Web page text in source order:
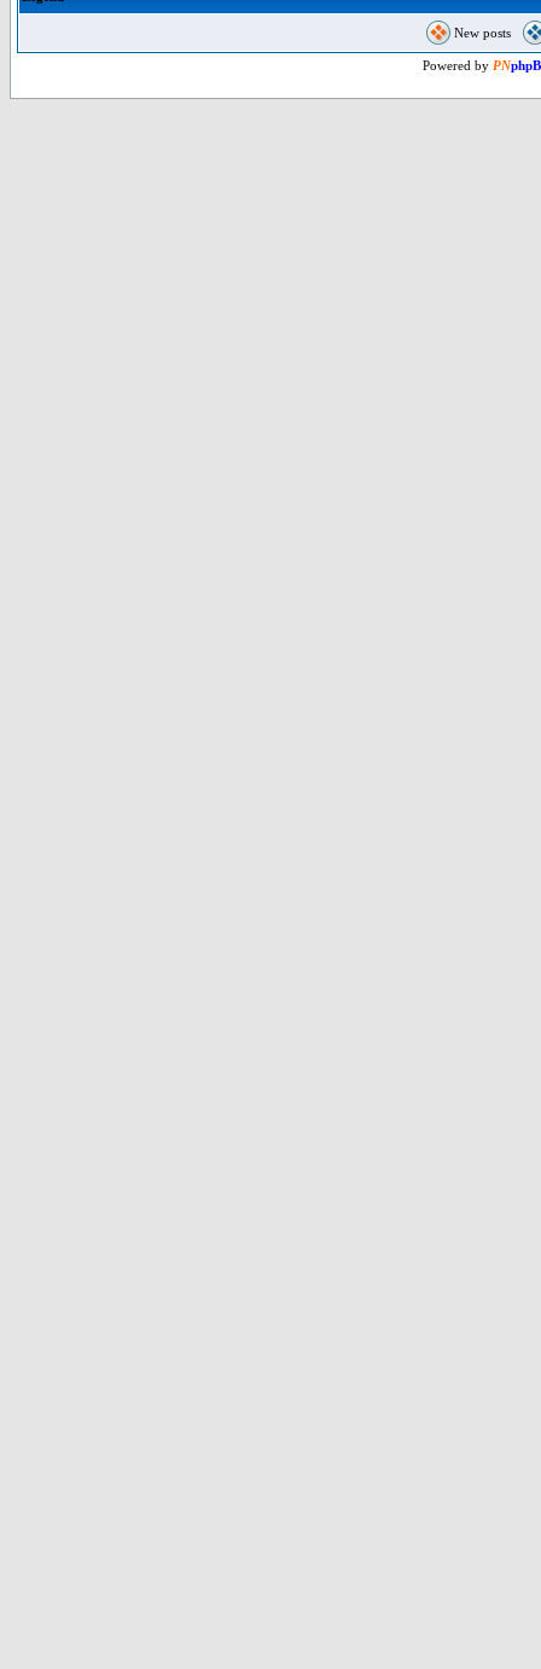
New posts
Powered by PN